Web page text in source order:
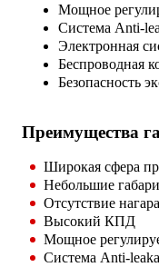
Мощное
Система Anti-
Электронная
Беспроводная
Безопасность
Преимущества
Широкая сфера
Небольшие
Отсутствие нагара
Высокий КПД
Мощное
Система Anti-